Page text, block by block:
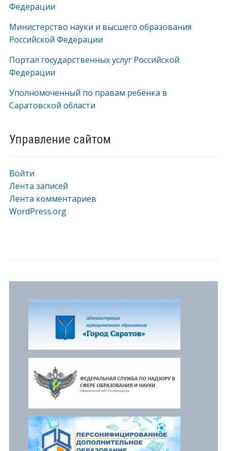
Федерации
Министерство науки и высшего образования
Российской Федерации
Портал государственных услуг Российской
Федерации
Уполномоченный по правам ребёнка в
Саратовской области
Управление сайтом
Войти
Лента записей
Лента комментариев
WordPress.org